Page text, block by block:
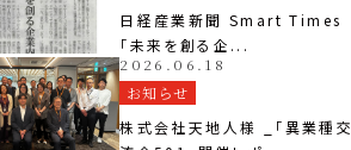
日経産業新聞 Smart Times
「未来を創る企...
2026.06.18
お知らせ
株式会社天地人様 _「異業種交